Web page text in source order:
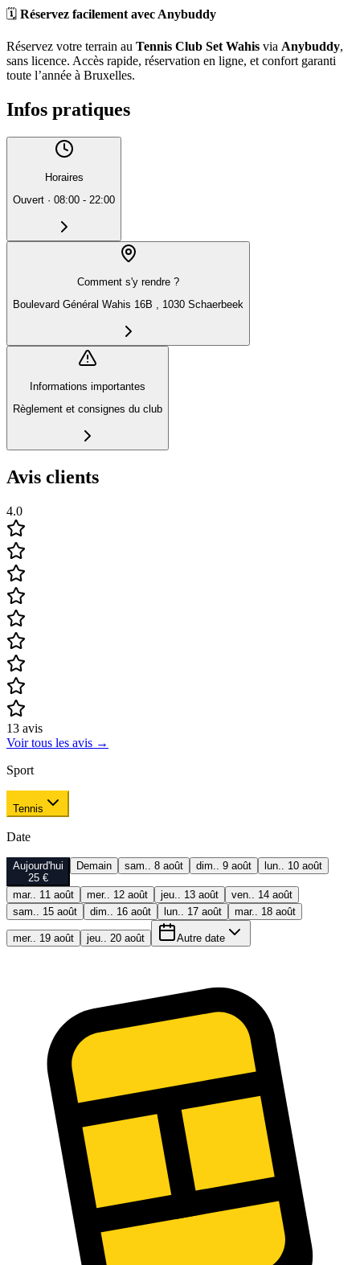
🗓️ Réservez facilement avec Anybuddy
Réservez votre terrain au Tennis Club Set Wahis via Anybuddy,
sans licence. Accès rapide, réservation en ligne, et confort garanti
toute l’année à Bruxelles.
Infos pratiques
Horaires
Ouvert · 08:00 - 22:00
Comment s'y rendre ?
Boulevard Général Wahis 16B , 1030 Schaerbeek
Informations importantes
Règlement et consignes du club
Avis clients
4.0
13 avis
Voir tous les avis →
Sport
Tennis
Date
Aujourd'hui
25 €
Demain sam.. 8 août dim.. 9 août lun.. 10 août
mar.. 11 août mer.. 12 août jeu.. 13 août
ven.. 14 août
sam.. 15 août
dim.. 16 août lun.. 17 août mar.. 18 août
mer.. 19 août jeu.. 20 août Autre date